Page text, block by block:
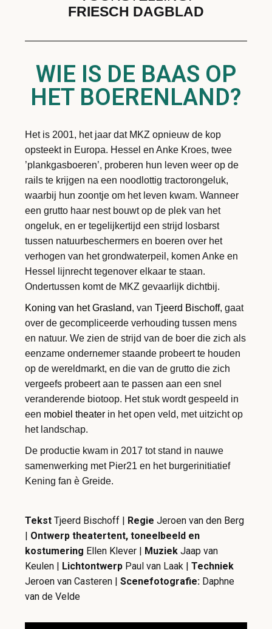
FRIESCH DAGBLAD
WIE IS DE BAAS OP
HET BOERENLAND?
Het is 2001, het jaar dat MKZ opnieuw de kop
opsteekt in Europa. Hessel en Anke Kroes, twee
’plankgasboeren’, proberen hun leven weer op de
rails te krijgen na een noodlottig tractorongeluk,
waarbij hun zoontje om het leven kwam. Wanneer
een grutto haar nest bouwt op de plek van het
ongeluk, en er tegelijkertijd een strijd losbarst
tussen natuurbeschermers en boeren over het
verhogen van het grondwaterpeil, komen Anke en
Hessel lijnrecht tegenover elkaar te staan.
Ondertussen komt de MKZ gevaarlijk dichtbij.
Koning van het Grasland, vanTjeerd Bischoff, gaat
over de gecompliceerde verhouding tussen mens
en natuur. We zien de strijd van de boer die zich als
eenzame ondernemer staande probeert te houden
op de wereldmarkt, en die van de grutto die zich
vergeefs probeert aan te passen aan een snel
veranderende biotoop. Het stuk wordt gespeeld in
een mobiel theater in het open veld, met uitzicht op
het landschap.
De productie kwam in 2017 tot stand in nauwe
samenwerking met Pier21 en het burgerinitiatief
Kening fan è Greide.
Tekst Tjeerd Bischoff | Regie Jeroen van den Berg
| Ontwerp theatertent, toneelbeeld en
kostumering Ellen Klever | Muziek Jaap van
Keulen | Lichtontwerp Paul van Laak |Techniek
Jeroen van Casteren |Scenefotografie: Daphne
van de Velde